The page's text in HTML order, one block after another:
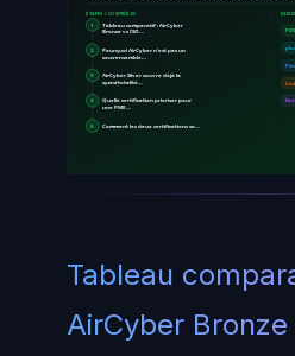
ÉTAPES / CONTRÔLES
1
Tableau comparatif : AirCyber
Bronze vs ISO…
2
Pourquoi AirCyber n'est pas un
sous-ensemble…
3
AirCyber Silver couvre déjà la
quasi-totalité…
4
Quelle certification prioriser pour
une PME…
5 Comment les deux certifications se…
Tableau
AirCyber Bronze